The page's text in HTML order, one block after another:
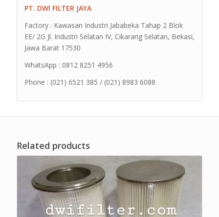
PT. DWI FILTER JAYA
Factory : Kawasan Industri Jababeka Tahap 2 Blok
EE/ 2G Jl. Industri Selatan IV, Cikarang Selatan, Bekasi,
Jawa Barat 17530
WhatsApp : 0812 8251 4956
Phone : (021) 6521 385 / (021) 8983 6088
Related products